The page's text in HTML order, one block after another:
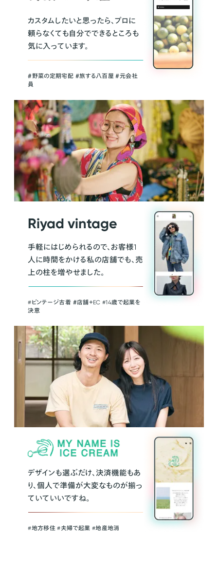
カスタムしたいと思ったら、プロに
頼らなくても自分でできるところも
気に入っています。
＃野菜の定期宅配 ＃旅する八百屋 ＃元会社
員
Riyad vintage
手軽にはじめられるので、お客様1
人に時間をかける私の店舗でも、売
上の柱を増やせました。
#ビンテージ古着 ＃店舗＋EC #14歳で起業を
決意
デザインも選ぶだけ、決済機能もあ
り、個人で準備が大変なものが揃っ
ていていいですね。
#地方移住 #夫婦で起業 #地産地消